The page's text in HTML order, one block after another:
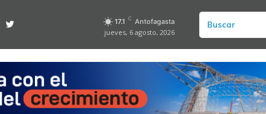
17.1 C Antofagasta
jueves, 6 agosto, 2026
Buscar